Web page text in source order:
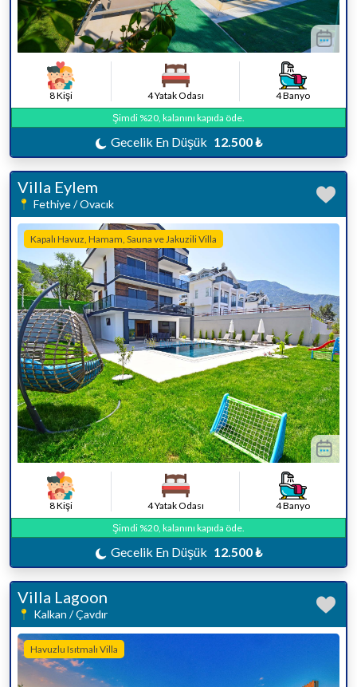
8 Kişi 4 Yatak Odası
4 Banyo
Şimdi %20, kalanını kapıda öde.
Gecelik En Düşük 12.500 ₺
Villa Eylem
Fethiye / Ovacık
Kapalı Havuz, Hamam, Sauna ve Jakuzili Villa
8 Kişi 4 Yatak Odası
4 Banyo
Şimdi %20, kalanını kapıda öde.
Gecelik En Düşük 12.500 ₺
Villa Lagoon
Kalkan / Çavdır
Havuzlu Isıtmalı Villa